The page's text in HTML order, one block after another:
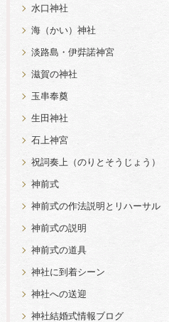
水口神社
海（かい）神社
淡路島・伊弉諾神宮
滋賀の神社
玉串奉奠
生田神社
石上神宮
祝詞奏上（のりとそうじょう）
神前式
神前式の作法説明とリハーサル
神前式の説明
神前式の道具
神社に到着シーン
神社への送迎
神社結婚式情報ブログ